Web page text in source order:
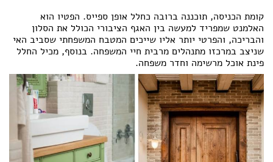
קומת הכניסה, תוכננה ברובה כחלל אופן ספייס. הפטיו הוא
האלמנט שמפריד למעשה בין האגף הציבורי הכולל את הסלון
והבריכה, והפרטי יותר אליו שייכים המטבח המשפחתי שסביב האי
שניצב במרכזו מתנהלים מרבית חיי המשפחה. בנוסף, מכיל החלל
פינת אוכל מרשימה וחדר משפחה.